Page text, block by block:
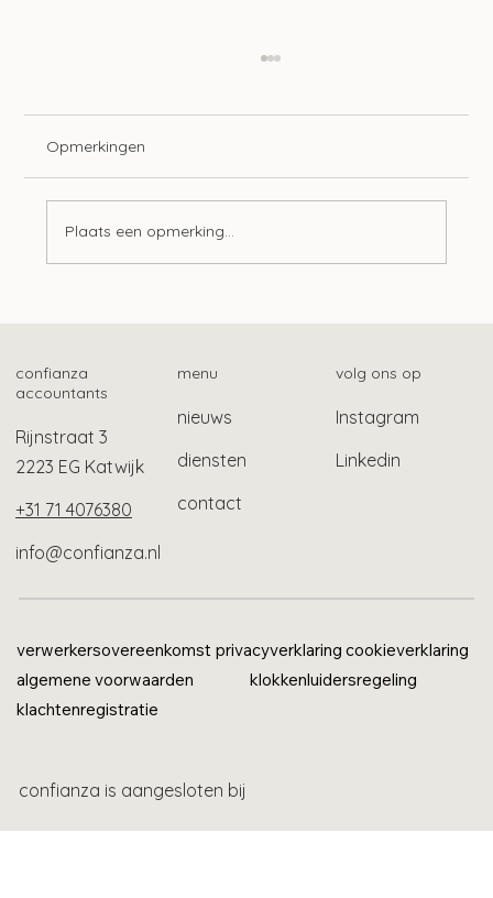
Opmerkingen
Plaats een opmerking...
confianza
accountants
Rijnstraat 3
2223 EG Katwijk
+31 71 4076380
info@confianza.nl
menu
nieuws
diensten
contact
volg ons op
Instagram
Linkedin
verwerkersovereenkomst privacyverklaring cookieverklaring
algemene voorwaarden
klokkenluidersregeling
klachtenregistratie
confianza is aangesloten bij